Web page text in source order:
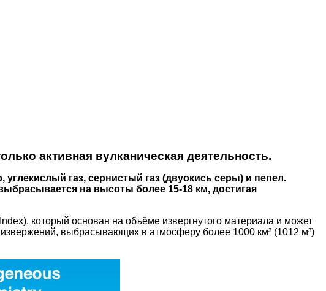
активная вулканическая деятельность.
газ, сернистый газ (двуокись серы) и пепел.
на высоты более 15-18 км, достигая
который основан на объёме извергнутого материала и может
выбрасывающих в атмосферу более 1000 км³ (1012 м³)